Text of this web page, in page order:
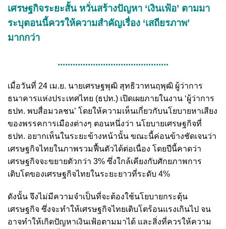
เศรษฐกิจระยะสั้น หวั่นสร้างปัญหา ‘เงินเฟ้อ’ ตามมา
ระบุตอนนี้ควรให้ความสำคัญเรื่อง ‘เสถียรภาพ’
มากกว่า
............................................
เมื่อวันที่ 24 เม.ย. นายเศรษฐพุฒิ สุทธิวาทนฤพุฒิ ผู้ว่าการ
ธนาคารแห่งประเทศไทย (ธปท.) เปิดเผยภายในงาน ‘ผู้ว่าการ
ธปท. พบสื่อมวลชน’ โดยให้ความเห็นเกี่ยวกับนโยบายหาเสียง
ของพรรคการเมืองต่างๆ ตอนหนึ่งว่า นโยบายเศรษฐกิจที่
ธปท. อยากเห็นในระยะข้างหน้านั้น ขณะนี้ค่อนข้างชัดเจนว่า
เศรษฐกิจไทยในภาพรวมฟื้นตัวได้ต่อเนื่อง โดยปีนี้คาดว่า
เศรษฐกิจจะขยายตัวกว่า 3% ซึ่งใกล้เคียงกับศักยภาพการ
เติบโตของเศรษฐกิจไทยในระยะยาวที่ระดับ 4%
ดังนั้น จึงไม่มีความจำเป็นที่จะต้องใช้นโยบายกระตุ้น
เศรษฐกิจ ซึ่งจะทำให้เศรษฐกิจไทยเติบโตร้อนแรงเกินไป จน
อาจทำให้เกิดปัญหาเงินเฟ้อตามมาได้ และสิ่งที่ควรให้ความ